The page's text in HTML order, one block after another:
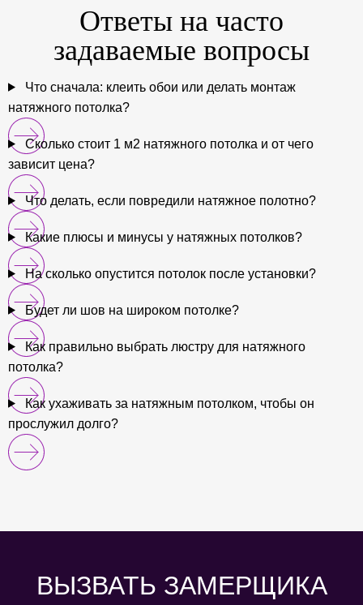
Ответы на часто
задаваемые вопросы
Что сначала: клеить обои или делать монтаж
натяжного потолка?
Сколько стоит 1 м2 натяжного потолка и от чего
зависит цена?
Что делать, если повредили натяжное полотно?
Какие плюсы и минусы у натяжных потолков?
На сколько опустится потолок после установки?
Будет ли шов на широком потолке?
Как правильно выбрать люстру для натяжного
потолка?
Как ухаживать за натяжным потолком, чтобы он
прослужил долго?
ВЫЗВАТЬ ЗАМЕРЩИКА